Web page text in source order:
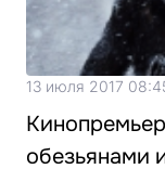
13 июля 2017
обезьянами